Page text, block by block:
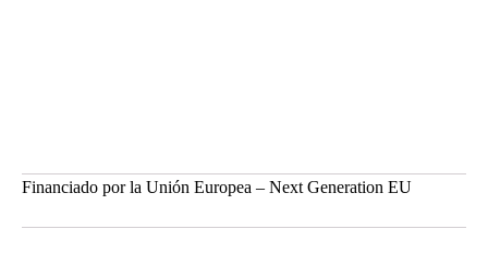
Financiado por la Unión Europea – Next Generation EU